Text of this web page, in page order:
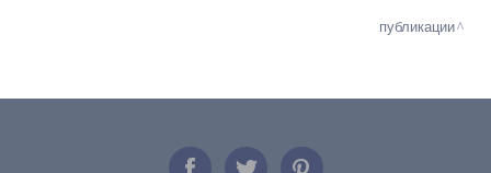
публикации